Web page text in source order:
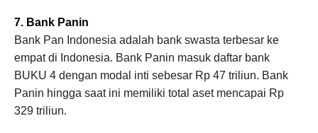
7. Bank Panin
Bank Pan Indonesia adalah bank swasta terbesar ke
empat di Indonesia. Bank Panin masuk daftar bank
BUKU 4 dengan modal inti sebesar Rp 47 triliun. Bank
Panin hingga saat ini memiliki total aset mencapai Rp
329 triliun.